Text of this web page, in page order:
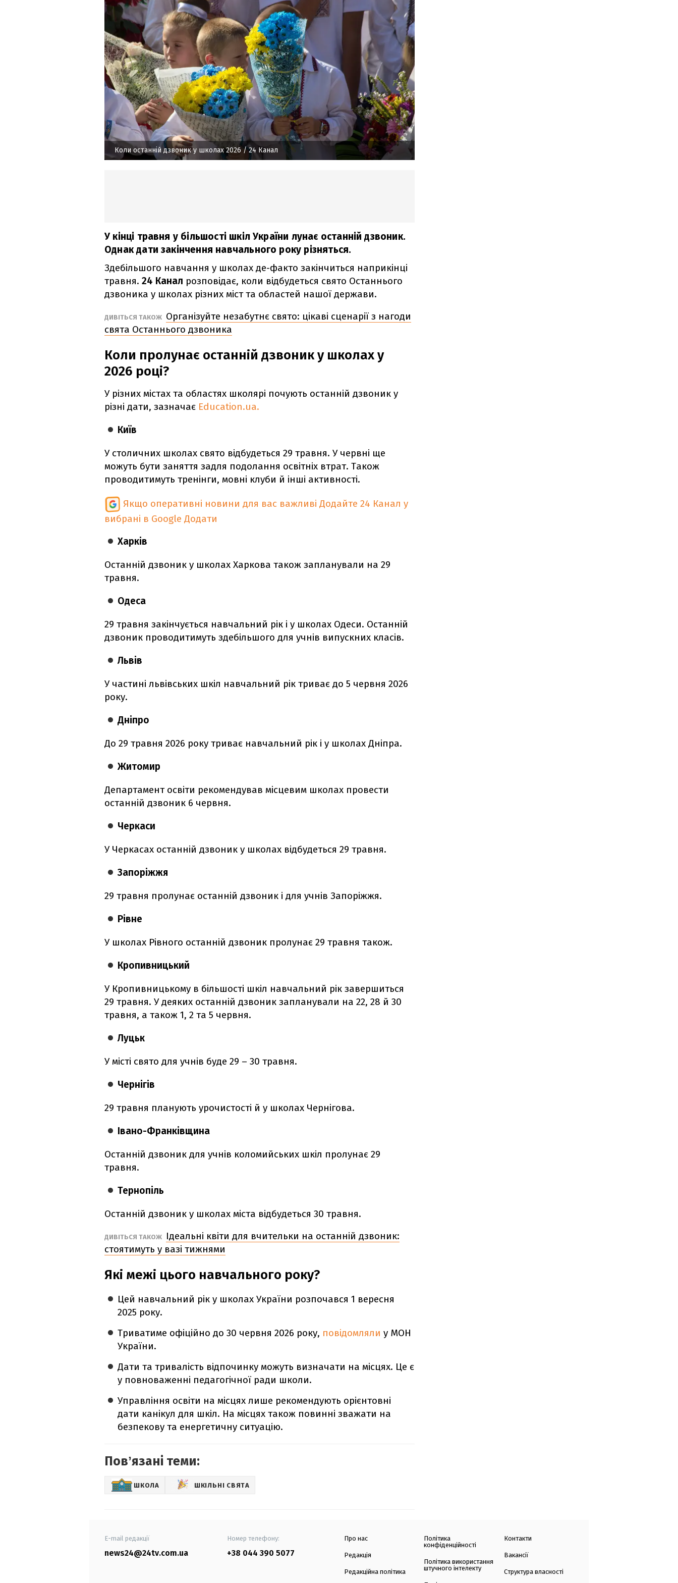
Коли останній дзвоник у школах 2026/ 24 Канал
У кінці травня у більшості шкіл України лунає останній дзвоник.
Однак дати закінчення навчального року різняться.
Здебільшого навчання у школах де-факто закінчиться наприкінці
травня. 24 Канал розповідає, коли відбудеться свято Останнього
дзвоника у школах різних міст та областей нашої держави.
ДИВІТЬСЯ ТАКОЖ Організуйте незабутнє свято: цікаві сценарії з нагоди
свята Останнього дзвоника
Коли пролунає останній дзвоник у школах у
2026 році?
У різних містах та областях школярі почують останній дзвоник у
різні дати, зазначає Education.ua.
Київ
У столичних школах свято відбудеться 29 травня. У червні ще
можуть бути заняття задля подолання освітніх втрат. Також
проводитимуть тренінги, мовні клуби й інші активності.
Якщо оперативні новини для вас важливі Додайте 24 Канал у
вибрані в Google Додати
Харків
Останній дзвоник у школах Харкова також запланували на 29
травня.
Одеса
29 травня закінчується навчальний рік і у школах Одеси. Останній
дзвоник проводитимуть здебільшого для учнів випускних класів.
Львів
У частині львівських шкіл навчальний рік триває до 5 червня 2026
року.
Дніпро
До 29 травня 2026 року триває навчальний рік і у школах Дніпра.
Житомир
Департамент освіти рекомендував місцевим школах провести
останній дзвоник 6 червня.
Черкаси
У Черкасах останній дзвоник у школах відбудеться 29 травня.
Запоріжжя
29 травня пролунає останній дзвоник і для учнів Запоріжжя.
Рівне
У школах Рівного останній дзвоник пролунає 29 травня також.
Кропивницький
У Кропивницькому в більшості шкіл навчальний рік завершиться
29 травня. У деяких останній дзвоник запланували на 22, 28 й 30
травня, а також 1, 2 та 5 червня.
Луцьк
У місті свято для учнів буде 29 – 30 травня.
Чернігів
29 травня планують урочистості й у школах Чернігова.
Івано-Франківщина
Останній дзвоник для учнів коломийських шкіл пролунає 29
травня.
Тернопіль
Останній дзвоник у школах міста відбудеться 30 травня.
ДИВІТЬСЯ ТАКОЖ
Ідеальні квіти для вчительки на останній дзвоник:
стоятимуть у вазі тижнями
Які межі цього навчального року?
Цей навчальний рік у школах України розпочався 1 вересня
2025 року.
Триватиме офіційно до 30 червня 2026 року, повідомлялиу МОН
України.
Дати та тривалість відпочинку можуть визначати на місцях. Це є
у повноваженні педагогічної ради школи.
Управління освіти на місцях лише рекомендують орієнтовні
дати канікул для шкіл. На місцях також повинні зважати на
безпекову та енергетичну ситуацію.
Повʼязані теми:
ШКОЛА ШКІЛЬНІ СВЯТА
E-mail редакції
news24@24tv.com.ua
Номер телефону:
+38 044 390 5077
Про нас
Редакція
Редакційна політика
Політика
конфіденційності
Політика використання
штучного інтелекту
Контакти
Вакансії
Структура власності